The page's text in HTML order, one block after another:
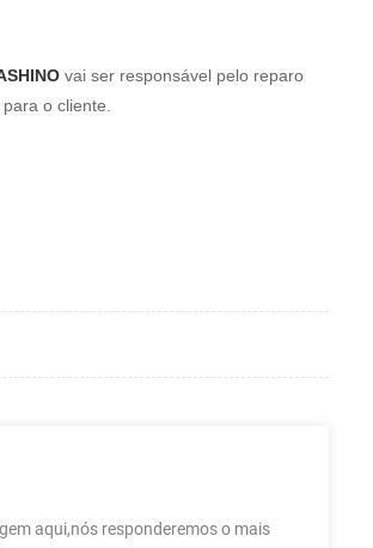
vai serresponsável pelo reparo
o cliente.
aqui,nós responderemos o mais